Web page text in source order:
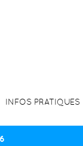
INFOS PRATIQUES